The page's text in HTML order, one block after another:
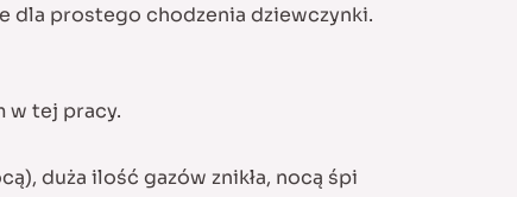
dla prostego chodzenia dziewczynki.
w tej pracy.
duża ilość gazów znikła, nocą śpi